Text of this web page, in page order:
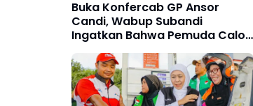
Buka Konfercab GP Ansor
Candi, Wabup Subandi
Ingatkan Bahwa Pemuda Calon
Pemimpin Bangsa